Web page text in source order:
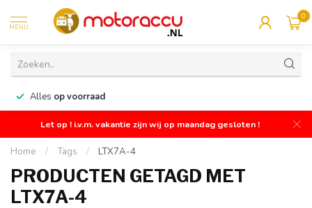
MENU
0
Alles op voorraad
Let op ! i.v.m. vakantie zijn wij op maandag gesloten !
Home / Tags / LTX7A-4
PRODUCTEN GETAGD MET
LTX7A-4